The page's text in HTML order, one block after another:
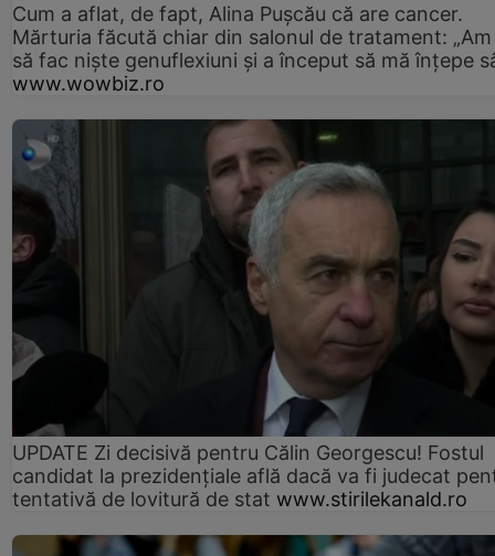
Cum a aflat, de fapt, Alina Pușcău că are cancer.
Mărturia făcută chiar din salonul de tratament:
să fac niște genuflexiuni și a început să mă înțepe
www.wowbiz.ro
UPDATE Zi decisivă pentru Călin Georgescu! Fostul
candidat la prezidențiale află dacă va fi judecat
tentativă de lovitură de stat www.stirilekanald.ro